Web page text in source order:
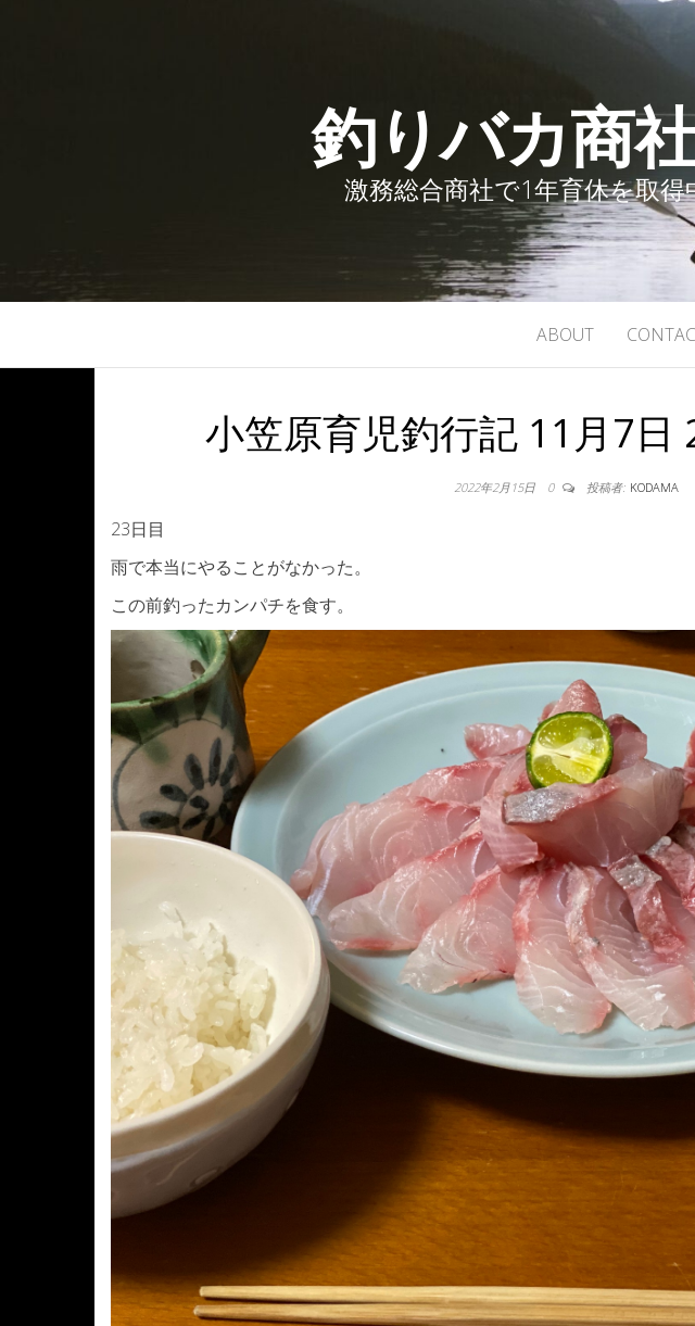
釣りバカ商
激務総合商社で1年育休を取
ABOUT
小笠原育児釣行記 11月7日
2022年2月15日 0 投稿者: KODAMA
23日目
雨で本当にやることがなかった。
この前釣ったカンパチを食す。